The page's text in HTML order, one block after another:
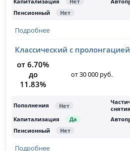
Подробнее
Классический с пролонгацией
от 6.70%
до
11.83%
от 30 000 руб.
Подробнее